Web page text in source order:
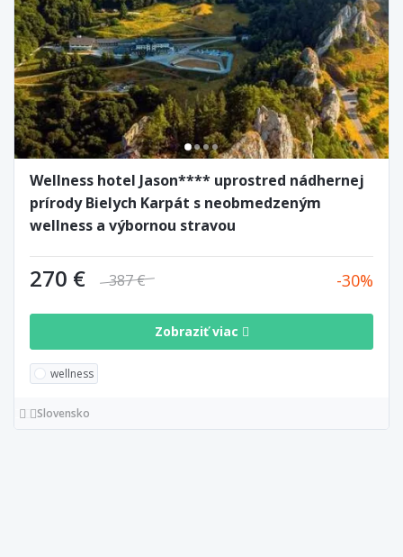
Wellness hotel Jason**** uprostred nádhernej
prírody Bielych Karpát s neobmedzeným
wellness a výbornou stravou
270 € 387 € 30
Zobraziť viac
wellness
Slovensko